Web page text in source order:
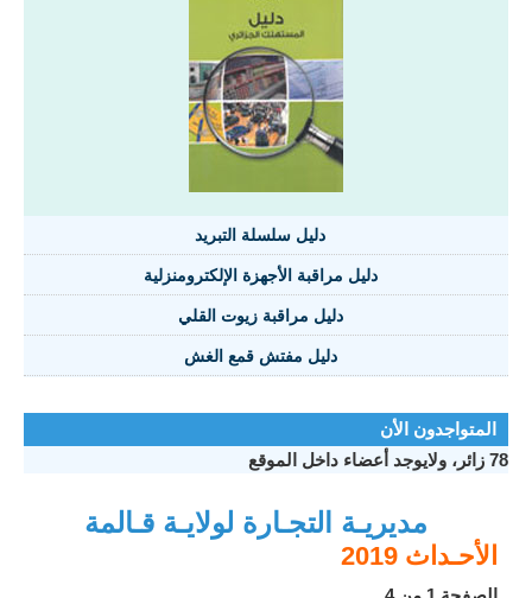
دليل سلسلة التبريد
دليل مراقبة الأجهزة الإلكترومنزلية
دليل مراقبة زيوت القلي
دليل مفتش قمع الغش
المتواجدون الأن
78 زائر، ولايوجد أعضاء داخل الموقع
مديريـة التجـارة لولايـة قـالمة
الأحـداث 2019